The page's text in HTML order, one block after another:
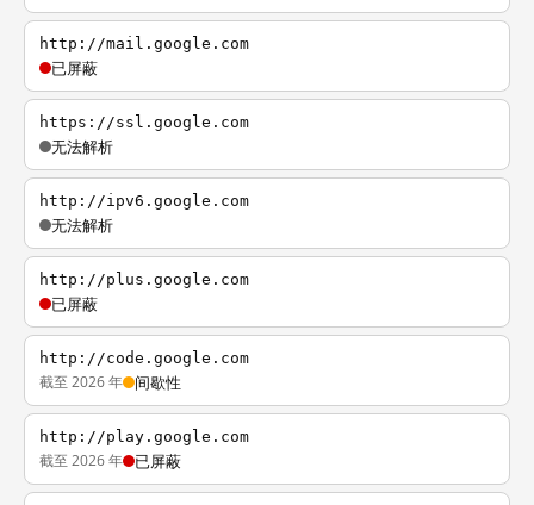
http://mail.google.com
已屏蔽
https://ssl.google.com
无法解析
http://ipv6.google.com
无法解析
http://plus.google.com
已屏蔽
http://code.google.com
截至 2026 年 间歇性
http://play.google.com
截至 2026 年 已屏蔽